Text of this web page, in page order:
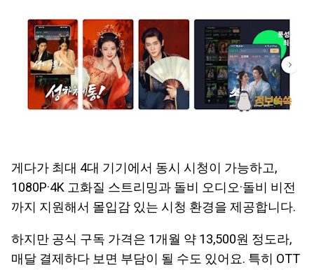
게다가 최대 4대 기기에서 동시 시청이 가능하고,
1080P·4K 고화질 스트리밍과 돌비 오디오·돌비 비전
까지 지원해서 몰입감 있는 시청 환경을 제공합니다.
하지만 공식 구독 가격은 1개월 약 13,500원 정도라,
매달 결제하다 보면 부담이 될 수도 있어요. 특히 OTT